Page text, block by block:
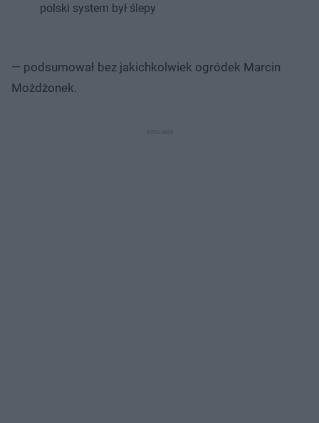
polski system był ślepy
— podsumował bez jakichkolwiek ogródek Marcin
Możdżonek.